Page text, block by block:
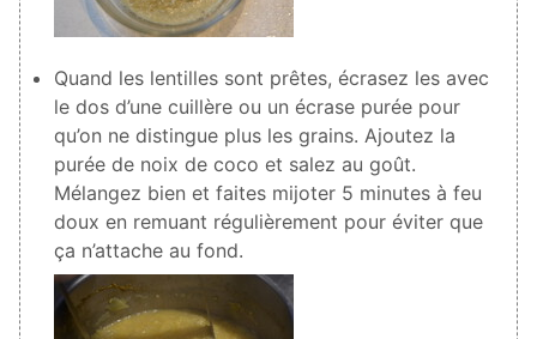
Quand les lentilles sont prêtes, écrasez les avec
le dos d’une cuillère ou un écrase purée pour
qu’on ne distingue plus les grains. Ajoutez la
purée de noix de coco et salez au goût.
Mélangez bien et faites mijoter 5 minutes à feu
doux en remuant régulièrement pour éviter que
ça n’attache au fond.